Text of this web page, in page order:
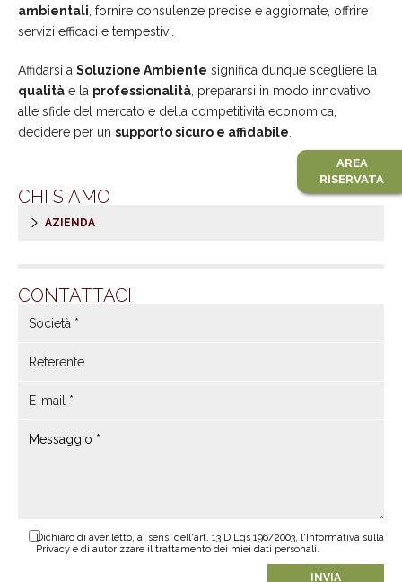
AREA
RISERVATA
ambientali , fornire consulenze precise e aggiornate, offrire
servizi efficaci e tempestivi.
Affidarsi a Soluzione Ambiente significa dunque scegliere la
qualità e la professionalità , prepararsi in modo innovativo
alle sfide del mercato e della competitività economica,
decidere per un supporto sicuro e affidabile
CHI SIAMO
AZIENDA
CONTATTACI
Dichiaro di aver letto, ai sensi dell'art. 13 D.Lgs 196/2003, l'Informativa sulla
Privacy e di autorizzare il trattamento dei miei dati personali.